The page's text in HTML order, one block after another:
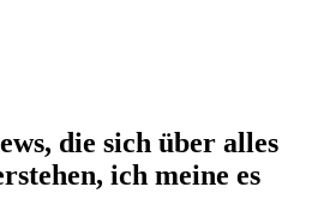
die sich über alles
ich meine es